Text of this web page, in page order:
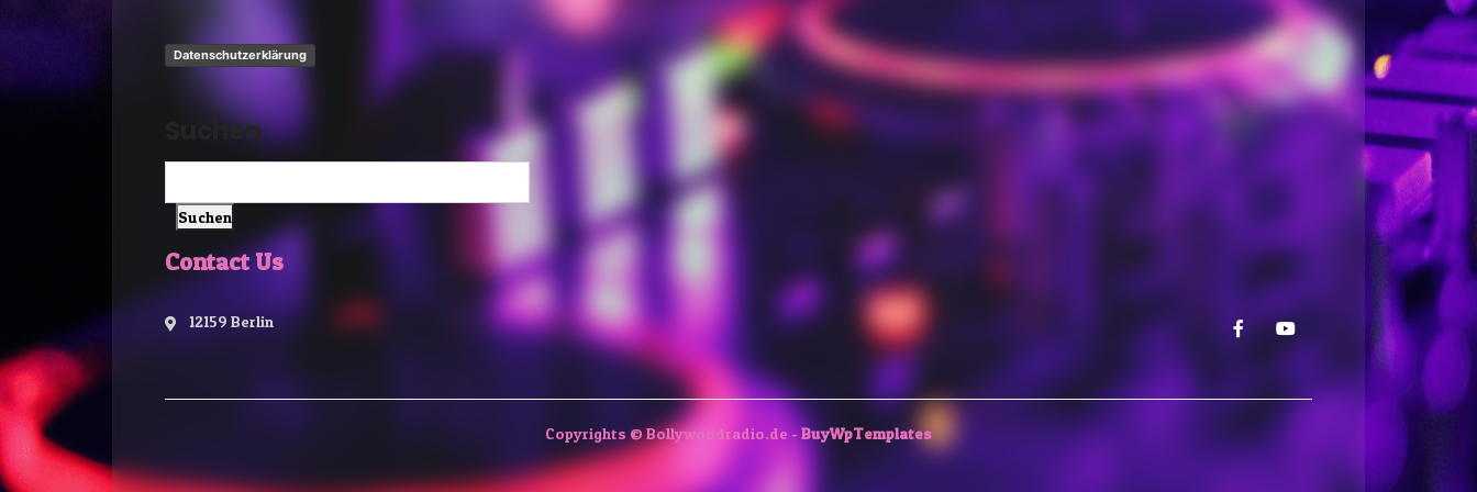
Datenschutzerklärung
Suchen
Suchen
Contact Us
12159 Berlin
Copyrights © Bollywoodradio.de -BuyWpTemplates